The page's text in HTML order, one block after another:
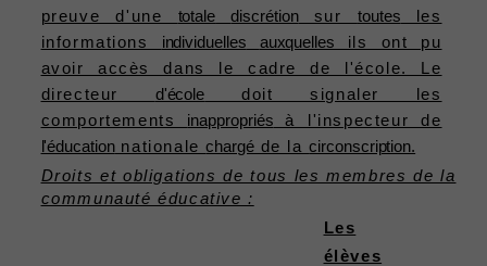
preuve d'une totale discrétionsur toutes les
informations individuelles auxquelles ils ont pu
avoir accès dans le cadre de l'école. Le
directeur d'école doit signaler les
comportements inappropriés à l'inspecteur de
l'éducationnationalechargé de lacirconscription.
Droits et obligations de tous les membres de la
communauté éducative :
Les
élèves